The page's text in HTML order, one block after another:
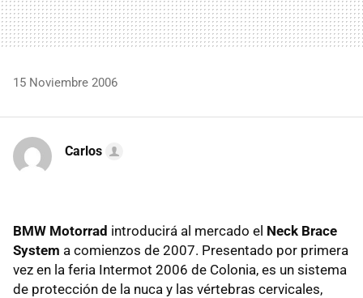
15 Noviembre 2006
Carlos
BMW Motorrad introducirá al mercado el Neck Brace
System a comienzos de 2007. Presentado por primera
vez en la feria Intermot 2006 de Colonia, es un sistema
de protección de la nuca y las vértebras cervicales,